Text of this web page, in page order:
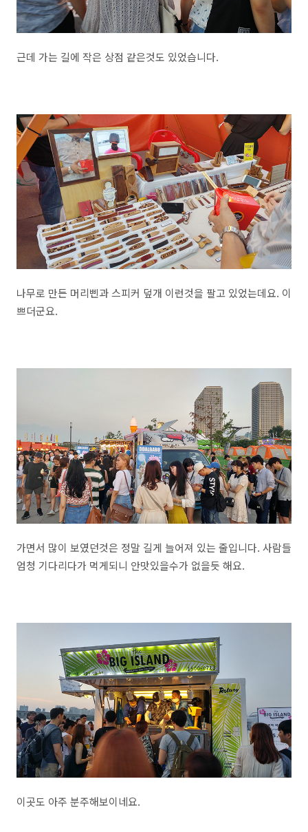
근데 가는 길에 작은 상점 같은것도 있었습니다.
나무로 만든 머리삔과 스피커 덮개 이런것을 팔고 있었는데요. 이
쁘더군요.
가면서 많이 보였던것은 정말 길게 늘어져 있는 줄입니다. 사람들
엄청 기다리다가 먹게되니 안맛있을수가 없을듯 해요.
이곳도 아주 분주해보이네요.